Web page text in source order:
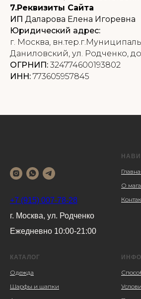
7.Реквизиты Сайта
ИП Даларова Елена Игоревна
Юридический адрес:
г. Москва,
Даниловский, ул. Родченко,
ОГРНИП: 324774600193802
ИНН: 773605957845
+7 (915) 007-78-28
г. Москва, ул. Родченко
Ежедневно 10:00-21:00
О
КАТАЛОГ
Одежда
Шарфы и шапки